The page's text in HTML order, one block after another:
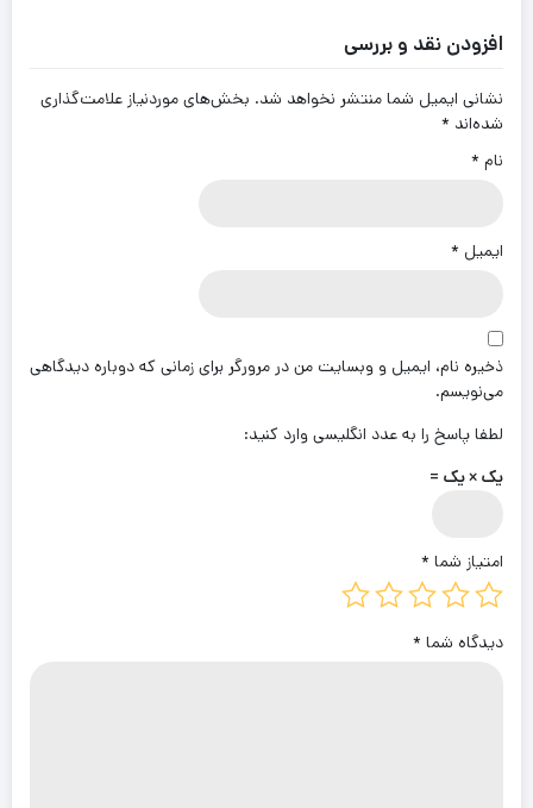
افزودن نقد و بررسی
نشانی ایمیل شما منتشر نخواهد شد. بخش‌های موردنیاز علامت‌گذاری
شده‌اند *
نام *
ایمیل *
ذخیره نام، ایمیل و وبسایت من در مرورگر برای زمانی که دوباره دیدگاهی
می‌نویسم.
لطفا پاسخ را به عدد انگلیسی وارد کنید:
یک × یک =
امتیاز شما *
دیدگاه شما *